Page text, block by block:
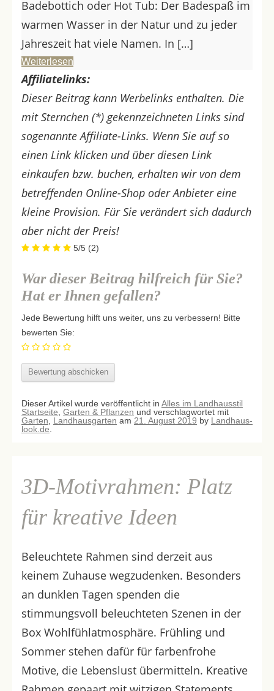
Badebottich oder Hot Tub: Der Badespaß im
warmen Wasser in der Natur und zu jeder
Jahreszeit hat viele Namen. In […]
Weiterlesen
Affiliatelinks:
Dieser Beitrag kann Werbelinks enthalten. Die
mit Sternchen (*) gekennzeichneten Links sind
sogenannte Affiliate-Links. Wenn Sie auf so
einen Link klicken und über diesen Link
einkaufen bzw. buchen, erhalten wir von dem
betreffenden Online-Shop oder Anbieter eine
kleine Provision. Für Sie verändert sich dadurch
aber nicht der Preis!
5/5 (2)
War dieser Beitrag hilfreich für Sie?
Hat er Ihnen gefallen?
Jede Bewertung hilft uns weiter, uns zu verbessern! Bitte
bewerten Sie:
Dieser Artikel wurde veröffentlicht in Alles im Landhausstil
Startseite Garten & Pflanzen und verschlagwortet mit
Garten
Landhausgarten am 21. August 2019 by Landhaus-
look.de
3D-Motivrahmen: Platz
für kreative Ideen
Beleuchtete Rahmen sind derzeit aus
keinem Zuhause wegzudenken. Besonders
an dunklen Tagen spenden die
stimmungsvoll beleuchteten Szenen in der
Box Wohlfühlatmosphäre. Frühling und
Sommer stehen dafür für farbenfrohe
Motive, die Lebenslust übermitteln. Kreative